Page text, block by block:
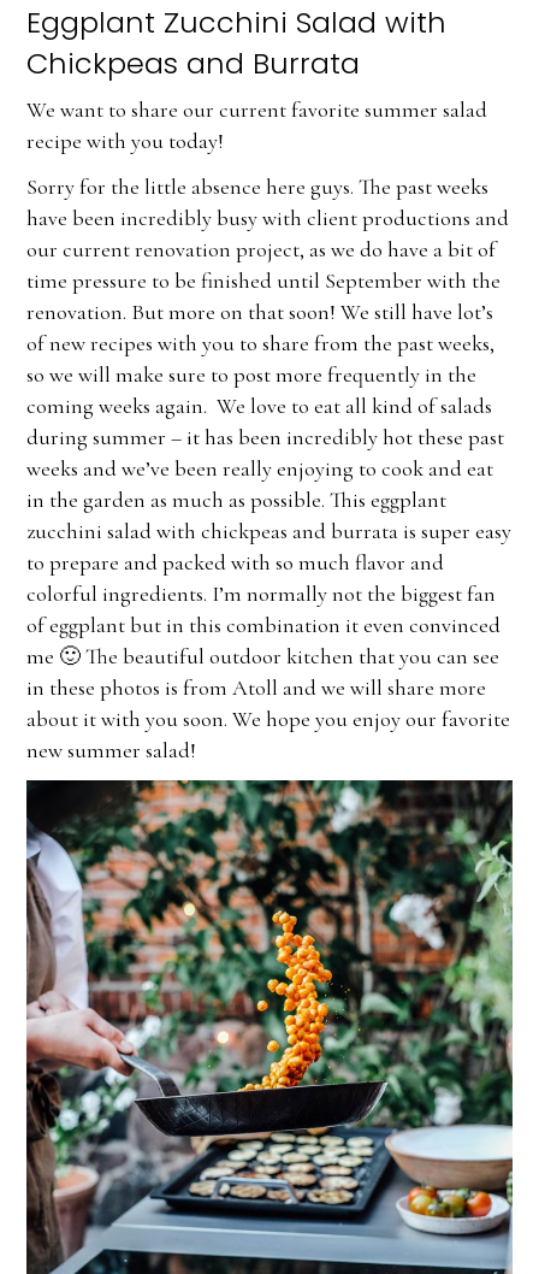
Eggplant Zucchini Salad with
Chickpeas and Burrata
We want to share our current favorite summer salad
recipe with you today!
Sorry for the little absence here guys. The past weeks
have been incredibly busy with client productions and
our current renovation project, as we do have a bit of
time pressure to be finished until September with the
renovation. But more on that soon! We still have lot’s
of new recipes with you to share from the past weeks,
so we will make sure to post more frequently in the
coming weeks again. We love to eat all kind of salads
during summer – it has been incredibly hot these past
weeks and we’ve been really enjoying to cook and eat
in the garden as much as possible. This eggplant
zucchini salad with chickpeas and burrata is super easy
to prepare and packed with so much flavor and
colorful ingredients. I’m normally not the biggest fan
of eggplant but in this combination it even convinced
me 🙂 The beautiful outdoor kitchen that you can see
in these photos is from Atoll and we will share more
about it with you soon. We hope you enjoy our favorite
new summer salad!